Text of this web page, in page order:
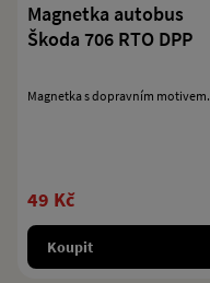
Magnetka autobus
Škoda 706 RTO DPP
Magnetka s dopravním motivem.
49 Kč
Koupit